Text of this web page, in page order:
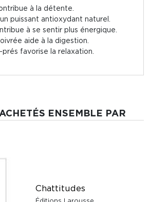
à la détente.
puissant antioxydant naturel.
à se sentir plus énergique.
aide à la digestion.
prés favorise la relaxation.
ENSEMBLE PAR
Chattitudes